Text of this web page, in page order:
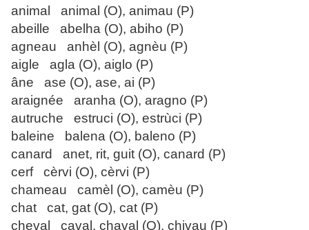
animal animal (O), animau (P)
abeille abelha (O), abiho (P)
agneau anhèl (O), agnèu (P)
aigle agla (O), aiglo (P)
âne ase (O), ase, ai (P)
araignée aranha (O), aragno (P)
autruche estruci (O), estrùci (P)
baleine balena (O), baleno (P)
canard anet, rit, guit (O), canard (P)
cerf cèrvi (O), cèrvi (P)
chameau camèl (O), camèu (P)
chat cat, gat (O), cat (P)
cheval caval, chaval (O), chivau (P)